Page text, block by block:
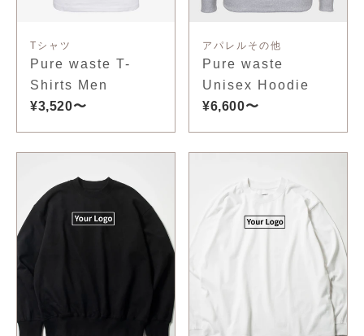
Tシャツ
Pure waste T-
Shirts Men
¥3,520〜
アパレルその他
Pure waste
Unisex Hoodie
¥6,600〜